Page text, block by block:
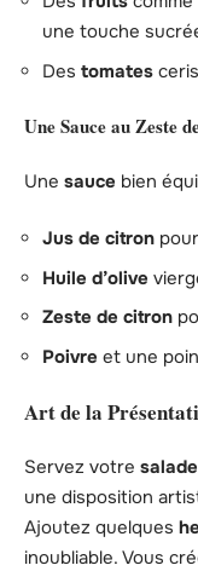
une touche
Des tomates
Une Sauce au Zeste
Une sauce bien
Jus de citron
Huile d’olive
Zeste de citron
Poivre et une
Art de la
Servez votre salade
une disposition
Ajoutez quelques
inoubliable. Vous